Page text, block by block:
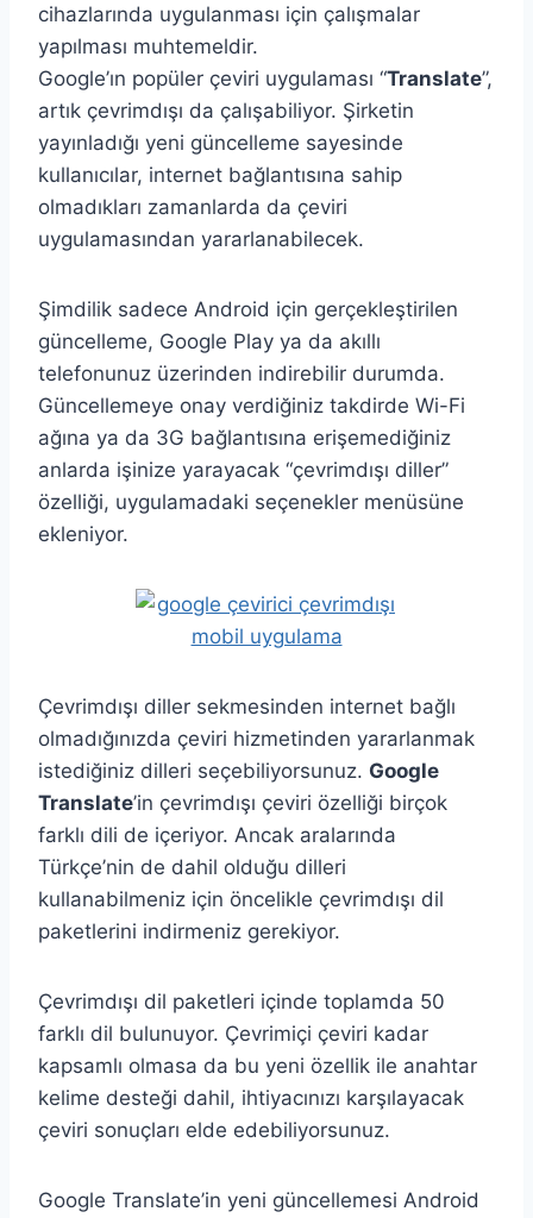
cihazlarında uygulanması için çalışmalar
yapılması muhtemeldir.
Google’ın popüler çeviri uygulaması “Translate”,
artık çevrimdışı da çalışabiliyor. Şirketin
yayınladığı yeni güncelleme sayesinde
kullanıcılar, internet bağlantısına sahip
olmadıkları zamanlarda da çeviri
uygulamasından yararlanabilecek.
Şimdilik sadece Android için gerçekleştirilen
güncelleme, Google Play ya da akıllı
telefonunuz üzerinden indirebilir durumda.
Güncellemeye onay verdiğiniz takdirde Wi-Fi
ağına ya da 3G bağlantısına erişemediğiniz
anlarda işinize yarayacak “çevrimdışı diller”
özelliği, uygulamadaki seçenekler menüsüne
ekleniyor.
Çevrimdışı diller sekmesinden internet bağlı
olmadığınızda çeviri hizmetinden yararlanmak
istediğiniz dilleri seçebiliyorsunuz. Google
Translate’in çevrimdışı çeviri özelliği birçok
farklı dili de içeriyor. Ancak aralarında
Türkçe’nin de dahil olduğu dilleri
kullanabilmeniz için öncelikle çevrimdışı dil
paketlerini indirmeniz gerekiyor.
Çevrimdışı dil paketleri içinde toplamda 50
farklı dil bulunuyor. Çevrimiçi çeviri kadar
kapsamlı olmasa da bu yeni özellik ile anahtar
kelime desteği dahil, ihtiyacınızı karşılayacak
çeviri sonuçları elde edebiliyorsunuz.
Google Translate’in yeni güncellemesi Android